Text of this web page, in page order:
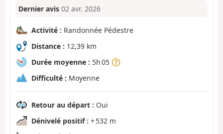
Dernier avis 02 avr. 2026
Activité : Randonnée Pédestre
Distance : 12,39 km
Durée moyenne : 5h 05
Difficulté : Moyenne
Retour au départ : Oui
Dénivelé positif : + 532 m